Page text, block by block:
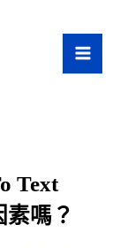
Text
嗎？